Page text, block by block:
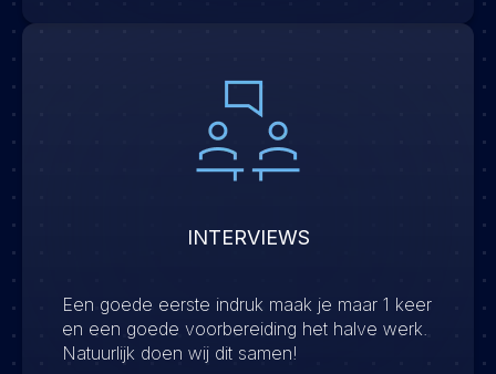
INTERVIEWS
Een goede eerste indruk maak je maar 1 keer
en een goede voorbereiding het halve werk.
Natuurlijk doen wij dit samen!